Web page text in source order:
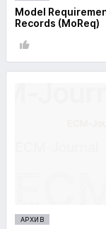
Model
Records (MoReq)
АРХИВ